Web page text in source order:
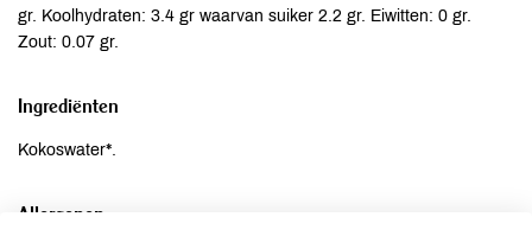
gr. Koolhydraten: 3.4 gr waarvan suiker 2.2 gr. Eiwitten: 0 gr.
Zout: 0.07 gr.
Ingrediënten
Kokoswater*.
Allergenen